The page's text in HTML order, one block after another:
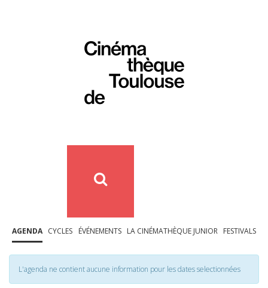
AGENDA CYCLES ÉVÉNEMENTS LA CINÉMATHÈQUE JUNIOR FESTIVALS
L'agenda ne contient aucune information pour les dates selectionnées